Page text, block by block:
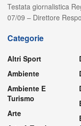
Testata giornalistica
07/09 – Direttore
Categorie
Altri Sport
Ambiente
Ambiente E
Turismo
Arte